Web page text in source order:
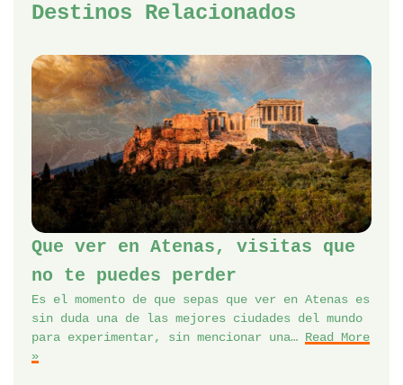
Destinos Relacionados
Que ver en Atenas, visitas que
no te puedes perder
Es el momento de que sepas que ver en Atenas es
sin duda una de las mejores ciudades del mundo
para experimentar, sin mencionar una… Read More
»